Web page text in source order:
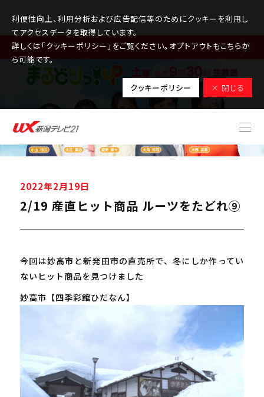
利便性向上、利用分析および広告配信等のためにクッキーを利用し
てアクセスデータを取得しています。
詳しくは「クッキーポリシー」をご覧ください。オプトアウトもこちらか
ら可能です。
クッキーポリシー × 閉じる
MENU
2022年2月19日
2/19 産直ヒット商品 ルーツをたどれ⑨
今回は妙高市と新発田市の直売所で、冬にしか作ってい
ないヒット商品を見つけました
妙高市【四季彩館ひだなん】